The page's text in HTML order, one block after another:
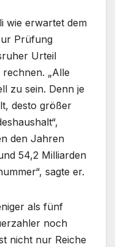
wie erwartet dem
Prüfung
Urteil
„Alle
zu sein. Denn je
desto größer
den Jahren
54,2 Milliarden
sagte er.
als fünf
noch
nicht nur Reiche